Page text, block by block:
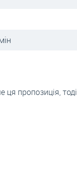
пропозиція, тоді